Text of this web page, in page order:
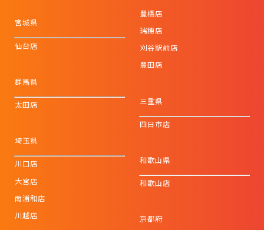
宮城県
仙台店
群馬県
太田店
埼玉県
川口店
大宮店
南浦和店
川越店
豊橋店
瑞穂店
刈谷駅前店
豊田店
三重県
四日市店
和歌山県
和歌山店
京都府